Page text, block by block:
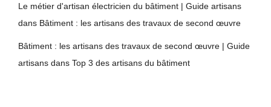
Le métier d'artisan électricien du bâtiment | Guide artisans
dans Bâtiment : les artisans des travaux de second œuvre
Bâtiment : les artisans des travaux de second œuvre | Guide
artisans dans Top 3 des artisans du bâtiment